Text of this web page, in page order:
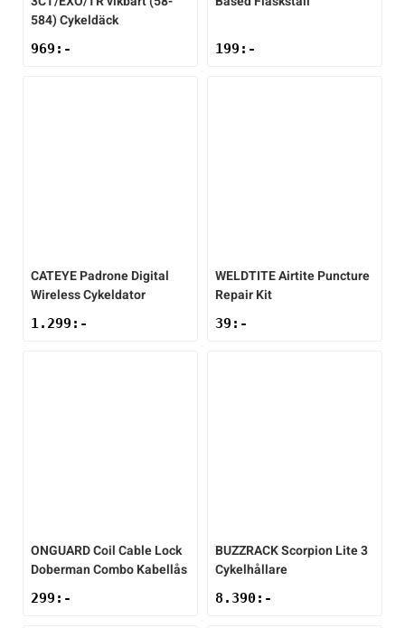
584) Cykeldäck
969 :- 199 :-
CATEYEPadrone Digital
Wireless Cykeldator
1.299 :-
WELDTITEAirtite Puncture
Repair Kit
39 :-
ONGUARDCoil Cable Lock
Doberman Combo Kabellås
299 :-
BUZZRACKScorpion Lite 3
Cykelhållare
8.390:-